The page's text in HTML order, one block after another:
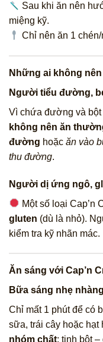
Sau khi ăn nên
miệng kỹ.
Chỉ nên ăn 1
Những ai không
Người tiểu đường,
Vì chứa đường và
không nên ăn
đường hoặc ăn vào
thu đường.
Người dị ứng ngô,
Một số loại Cap’n
gluten (dù là nhỏ).
kiểm tra kỹ nhãn mác.
Ăn sáng với Cap’n
Bữa sáng nhẹ
Chỉ mất 1 phút để có
sữa, trái cây hoặc hạt
nhóm chất: tinh bột –